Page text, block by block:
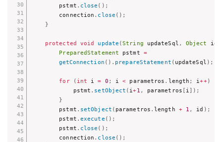
        pstmt
. close ( ) ;
        connection
. close ( ) ;
}
protected void update (String updateSql , Object id
PreparedStatement pstmt =
getConnection ( ) . prepareStatement ( updateSql ) ;
for ( int i = 0 ; i < parametros . length ; i++)
            pstmt
. setObject ( i+1 , parametros [ i ] ) ;
}
        pstmt
. setObject ( parametros .length + 1 , id ) ;
        pstmt
. execute ( ) ;
        pstmt
. close ( ) ;
        connection
. close ( ) ;